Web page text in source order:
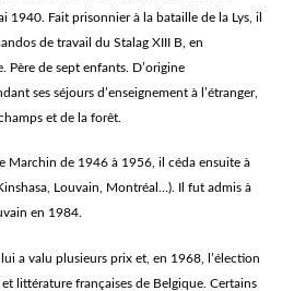
1940. Fait prisonnier à la bataille de la Lys, il
de travail du Stalag XIII B, en
Père de sept enfants. D’origine
ses séjours d’enseignement à l’étranger,
et de la forêt.
Marchin de 1946 à 1956, il céda ensuite à
Louvain, Montréal…). Il fut admis à
en 1984.
a valu plusieurs prix et, en 1968, l’élection
littérature françaises de Belgique. Certains